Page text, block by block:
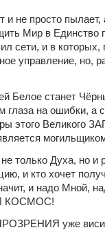
и не просто
Мир в Единство
сети, и в которых,
управление, но,
Белое станет
на ошибки, а
Великого
только Духа, но
и кто хочет
и надо Мной,
КОСМОС!
уже